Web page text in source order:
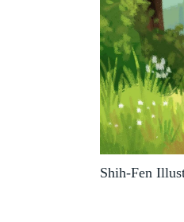
Shih-Fen